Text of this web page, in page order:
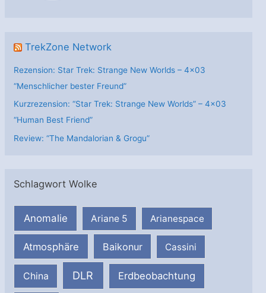
TrekZone Network
Rezension: Star Trek: Strange New Worlds – 4×03
“Menschlicher bester Freund”
Kurzrezension: “Star Trek: Strange New Worlds” – 4×03
“Human Best Friend”
Review: “The Mandalorian & Grogu”
Schlagwort Wolke
Anomalie Ariane 5 Arianespace
Atmosphäre Baikonur Cassini
China DLR Erdbeobachtung